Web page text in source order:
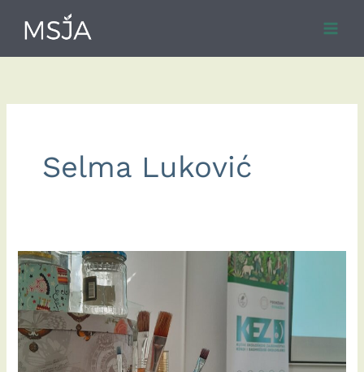
content
Selma Luković